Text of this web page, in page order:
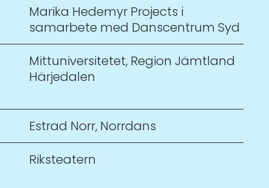
Marika Hedemyr Projects i
samarbete med Danscentrum Syd
Mittuniversitetet, Region Jämtland
Härjedalen
Estrad Norr, Norrdans
Riksteatern